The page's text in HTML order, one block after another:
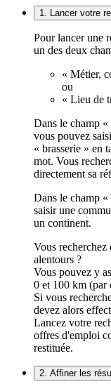
1. Lancer votre
Pour lancer une
un des deux
« Métier,
ou
« Lieu de
Dans le champ
vous pouvez
« brasserie » en
mot. Vous
directement sa
Dans le champ
saisir une
un continent.
Vous recherchez
alentours ?
Vous pouvez y
0 et 100 km (par
Si vous
devez alors
Lancez votre
offres d'emploi
restituée.
2. Affiner les